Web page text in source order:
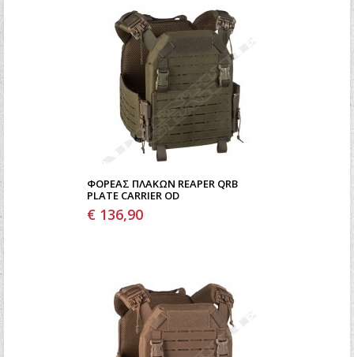
ΦΟΡΈΑΣ ΠΛΑΚΏΝ REAPER QRB
PLATE CARRIER OD
€ 136,90